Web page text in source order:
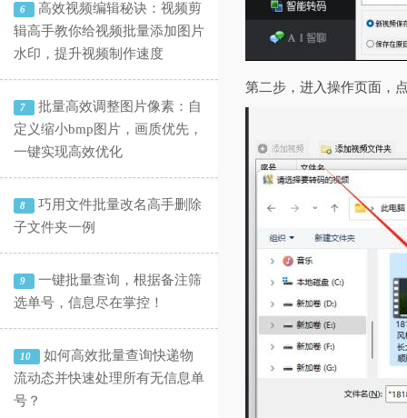
6
高效视频编辑秘诀：视频剪
辑高手教你给视频批量添加图片
水印，提升视频制作速度
7
批量高效调整图片像素：自
定义缩小bmp图片，画质优先，
一键实现高效优化
8
巧用文件批量改名高手删除
子文件夹一例
9
一键批量查询，根据备注筛
选单号，信息尽在掌控！
10
如何高效批量查询快递物
流动态并快速处理所有无信息单
号？
第二步，进入操作页面，